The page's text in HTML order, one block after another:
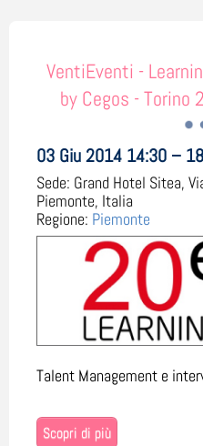
VentiEventi -
by Cegos - Torino
03 Giu 2014 14:30 –
Sede: Grand Hotel Sitea,
Piemonte, Italia
Regione: Piemonte
Talent Management e
Scopri di più